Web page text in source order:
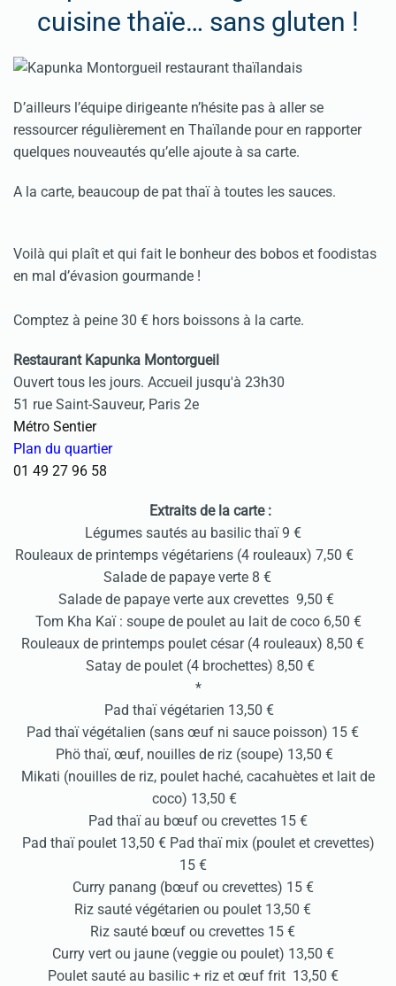
cuisine thaïe… sans gluten !
D’ailleurs l’équipe dirigeante n’hésite pas à aller se
ressourcer régulièrement en Thaïlande pour en rapporter
quelques nouveautés qu’elle ajoute à sa carte.
A la carte, beaucoup de pat thaï à toutes les sauces.
Voilà qui plaît et qui fait le bonheur des bobos et foodistas
en mal d’évasion gourmande !
Comptez à peine 30 € hors boissons à la carte.
Restaurant Kapunka Montorgueil
Ouvert tous les jours. Accueil jusqu'à 23h30
51 rue Saint-Sauveur, Paris 2e
Métro Sentier
Plan du quartier
01 49 27 96 58
Extraits de la carte :
Légumes sautés au basilic thaï 9 €
Rouleaux de printemps végétariens (4 rouleaux) 7,50 €
Salade de papaye verte 8 €
Salade de papaye verte aux crevettes 9,50 €
Tom Kha Kaï : soupe de poulet au lait de coco 6,50 €
Rouleaux de printemps poulet césar (4 rouleaux) 8,50 €
Satay de poulet (4 brochettes) 8,50 €
*
Pad thaï végétarien 13,50 €
Pad thaï végétalien (sans œuf ni sauce poisson) 15 €
Phö thaï, œuf, nouilles de riz (soupe) 13,50 €
Mikati (nouilles de riz, poulet haché, cacahuètes et lait de
coco) 13,50 €
Pad thaï au bœuf ou crevettes 15 €
Pad thaï poulet 13,50 € Pad thaï mix (poulet et crevettes)
15 €
Curry panang (bœuf ou crevettes) 15 €
Riz sauté végétarien ou poulet 13,50 €
Riz sauté bœuf ou crevettes 15 €
Curry vert ou jaune (veggie ou poulet) 13,50 €
Poulet sauté au basilic + riz et œuf frit 13,50 €